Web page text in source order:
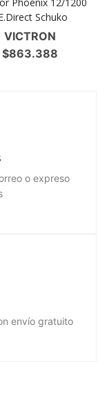
Schuko
VICTRON
$863.388
o expreso
envío gratuito